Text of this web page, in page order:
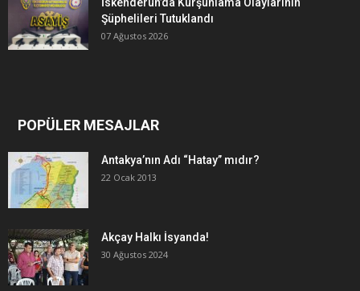
Şüphelileri Tutuklandı
07 Ağustos 2026
POPÜLER MESAJLAR
Antakya’nın Adı “Hatay” mıdır?
22 Ocak 2013
Akçay Halkı İsyanda!
30 Ağustos 2024